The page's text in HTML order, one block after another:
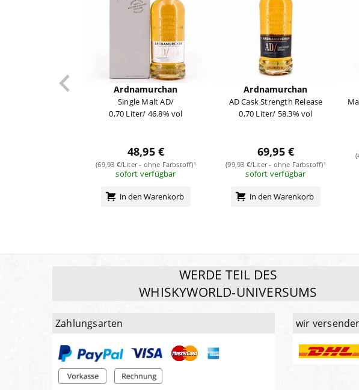
Ardnamurchan
Single Malt AD/
0,70 Liter/ 46.8% vol
48,95 €
(69,93 €/Liter - ohne Farbstoff)¹
sofort verfügbar
in den Warenkorb
Ardnamurchan
AD Cask Strength Release
0,70 Liter/ 58.3% vol
69,95 €
(99,93 €/Liter - ohne Farbstoff)¹
sofort verfügbar
in den Warenkorb
WERDE TEIL DES
WHISKYWORLD-UNIVERSUMS
Zahlungsarten wir